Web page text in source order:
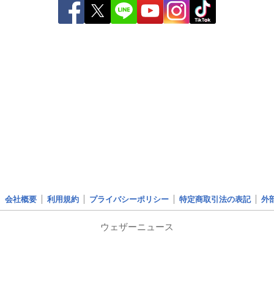
会社概要 利用規約 プライバシーポリシー 特定商取引法の表記 外
ウェザーニュース